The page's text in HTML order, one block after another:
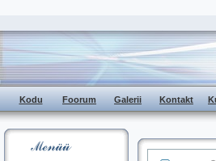
Kodu Foorum Galerii Kontakt